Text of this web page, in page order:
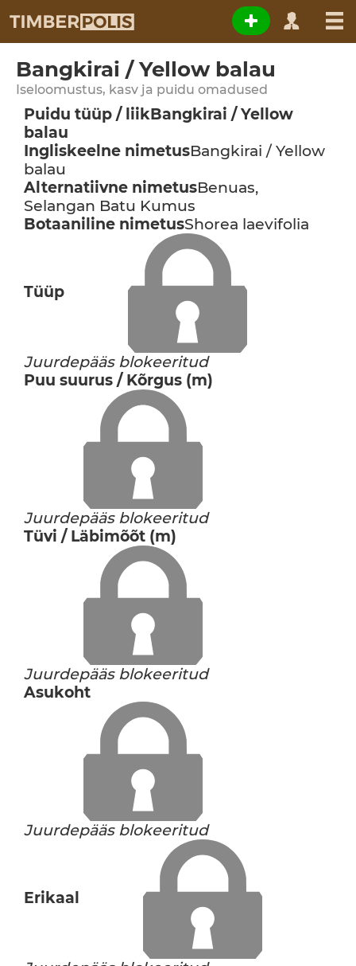
Bangkirai / Yellow balau
Iseloomustus, kasv ja puidu omadused
Puidu tüüp / liikBangkirai / Yellow
balau
Ingliskeelne nimetusBangkirai / Yellow
balau
Alternatiivne nimetusBenuas,
Selangan Batu Kumus
Botaaniline nimetusShorea laevifolia
Tüüp
Juurdepääs blokeeritud
Puu suurus / Kõrgus (m)
Juurdepääs blokeeritud
Tüvi / Läbimõõt (m)
Juurdepääs blokeeritud
Asukoht
Juurdepääs blokeeritud
Erikaal